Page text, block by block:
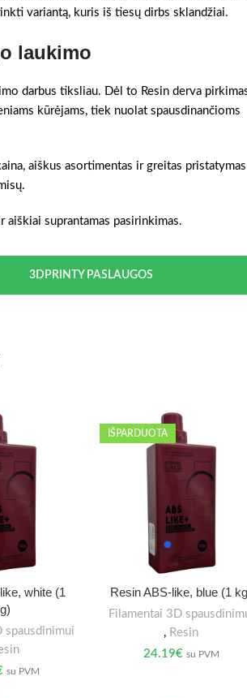
variantą, kuris iš tiesų dirbs sklandžiai.
laukimo
darbus tiksliau. Dėl to Resin derva
kūrėjams, tiek nuolat spausdinančioms
aiškus asortimentas ir greitas
suprantamas pasirinkimas.
3DPRINTY PASLAUGOS
white (1
spausdinimui
su PVM
IŠPARDUOTA
Resin ABS-like, blue (1
Filamentai 3D
, Resin
24.19€ su PVM